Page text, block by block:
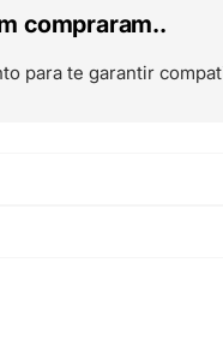
compraram..
para te garantir